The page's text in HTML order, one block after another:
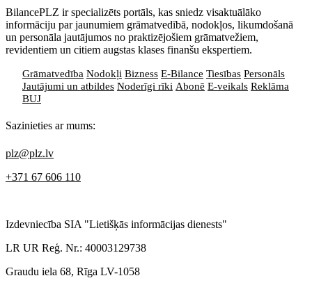
BilancePLZ ir specializēts portāls, kas sniedz visaktuālāko
informāciju par jaunumiem grāmatvedībā, nodokļos, likumdošanā
un personāla jautājumos no praktizējošiem grāmatvežiem,
revidentiem un citiem augstas klases finanšu ekspertiem.
Grāmatvedība Nodokļi Bizness E-Bilance Tiesības Personāls
Jautājumi un atbildes Noderīgi rīki Abonē E-veikals Reklāma
BUJ
Sazinieties ar mums:
plz@plz.lv
+371 67 606 110
Izdevniecība SIA "Lietišķās informācijas dienests"
LR UR Reģ. Nr.: 40003129738
Graudu iela 68, Rīga LV-1058